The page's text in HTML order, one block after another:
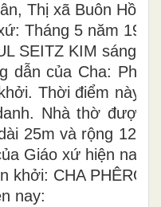
Thị xã Buôn Hồ,
Tháng 5 năm
SEITZ KIM sáng
dẫn của Cha:
Thời điểm này
Nhà thờ được
25m và rộng
Giáo xứ hiện nay.
khởi: CHA PHÊRÔ
nay: